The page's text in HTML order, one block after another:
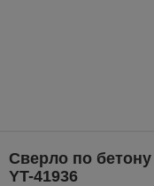
Сверло по
YT-41936